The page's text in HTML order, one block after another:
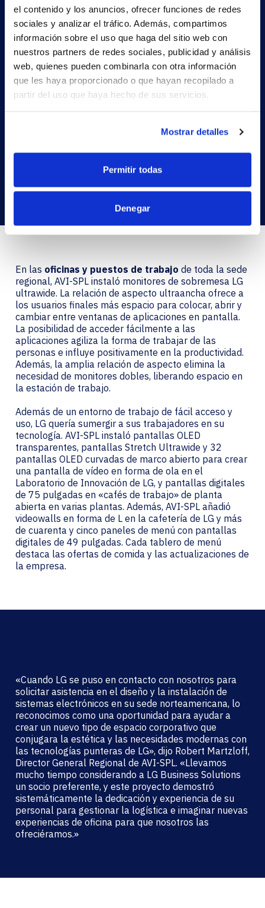
el contenido y los anuncios, ofrecer funciones de redes
sociales y analizar el tráfico. Además, compartimos
información sobre el uso que haga del sitio web con
nuestros partners de redes sociales, publicidad y análisis
web, quienes pueden combinarla con otra información
que les haya proporcionado o que hayan recopilado a
partir del uso que haya hecho de sus servicios.
Mostrar detalles
Permitir todas
Denegar
Cada pantalla facilita la facilitación de reuniones y la
presentación de contenidos. Los miembros del equipo
LG pueden compartir contenidos y mostrar a los
miembros del equipo virtual en cualquier pantalla del
espacio de reunión utilizando plataformas
de climatización de la Academia LG y en la cocina de
En las oficinas y puestos de trabajo de toda la sede
regional, AVI-SPL instaló monitores de sobremesa LG
ultrawide. La relación de aspecto ultraancha ofrece a
los usuarios finales más espacio para colocar, abrir y
cambiar entre ventanas de aplicaciones en pantalla.
La posibilidad de acceder fácilmente a las
aplicaciones agiliza la forma de trabajar de las
personas e influye positivamente en la productividad.
Además, la amplia relación de aspecto elimina la
necesidad de monitores dobles, liberando espacio en
la estación de trabajo.
Además de un entorno de trabajo de fácil acceso y
uso, LG quería sumergir a sus trabajadores en su
tecnología. AVI-SPL instaló pantallas OLED
transparentes, pantallas Stretch Ultrawide y 32
pantallas OLED curvadas de marco abierto para crear
una pantalla de vídeo en forma de ola en el
Laboratorio de Innovación de LG, y pantallas digitales
de 75 pulgadas en «cafés de trabajo» de planta
abierta en varias plantas. Además, AVI-SPL añadió
videowalls en forma de L en la cafetería de LG y más
de cuarenta y cinco paneles de menú con pantallas
digitales de 49 pulgadas. Cada tablero de menú
destaca las ofertas de comida y las actualizaciones de
la empresa.
«Cuando LG se puso en contacto con nosotros para
solicitar asistencia en el diseño y la instalación de
sistemas electrónicos en su sede norteamericana, lo
reconocimos como una oportunidad para ayudar a
crear un nuevo tipo de espacio corporativo que
conjugara la estética y las necesidades modernas con
las tecnologías punteras de LG», dijo Robert Martzloff,
Director General Regional de AVI-SPL. «Llevamos
mucho tiempo considerando a LG Business Solutions
un socio preferente, y este proyecto demostró
sistemáticamente la dedicación y experiencia de su
personal para gestionar la logística e imaginar nuevas
experiencias de oficina para que nosotros las
ofreciéramos.»